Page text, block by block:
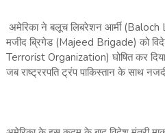
अमेरिका ने बलूच लिबरेशन आर्मी
मजीद ब्रिगेड (Majeed Brigade) को
Terrorist Organization) घोषित कर
जब राष्ट्ररपति ट्रंप पाकिस्तान के साथ